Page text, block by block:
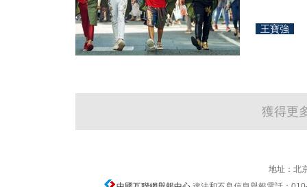
王寶強
獲得更
地址：北